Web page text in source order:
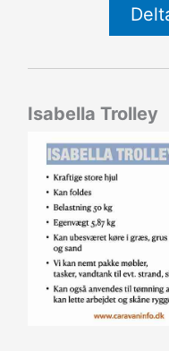
Isabella Trolley